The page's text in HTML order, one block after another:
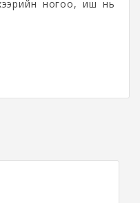
ногоо, иш нь